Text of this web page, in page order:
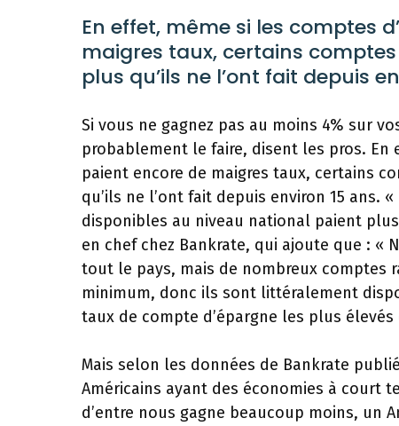
En effet, même si les comptes
maigres taux, certains
plus qu’ils ne l’ont fait depuis
Si vous ne gagnez pas au moins 4% sur
probablement le faire, disent les pros. En
paient encore de maigres taux, certains
qu’ils ne l’ont fait depuis environ 15 ans.
disponibles au niveau national paient
en chef chez Bankrate, qui ajoute que : «
tout le pays, mais de nombreux comptes
minimum, donc ils sont littéralement
taux de compte d’épargne les plus
Mais selon les données de Bankrate
Américains ayant des économies à court
d’entre nous gagne beaucoup moins, un